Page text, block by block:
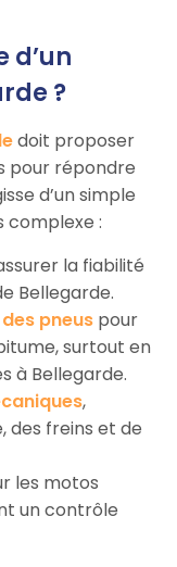
d’un
?
doit proposer
pour répondre
d’un simple
complexe :
la fiabilité
Bellegarde.
pneus pour
surtout en
à Bellegarde.
,
des freins et de
les motos
un contrôle